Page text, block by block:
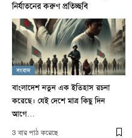
নির্যাতনের করুণ প্রতিচ্ছবি
সংবাদ
বাংলাদেশ নতুন এক ইতিহাস রচনা
করেছে। যেই দেশে মাত্র কিছু দিন
আগে…
3 বার পাঠ করেছে